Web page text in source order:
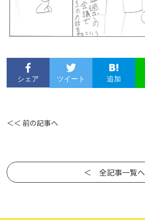
シェア ツイート 追加
＜＜ 前の記事へ
＜ 全記事一覧へ